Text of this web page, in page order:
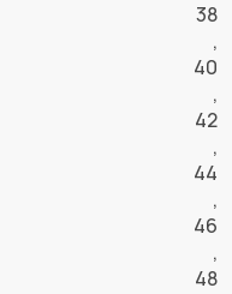
38
,
40
,
42
,
44
,
46
,
48